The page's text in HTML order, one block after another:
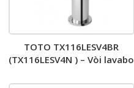
TOTO TX116LESV4BR
(TX116LESV4N ) – Vòi lavabo